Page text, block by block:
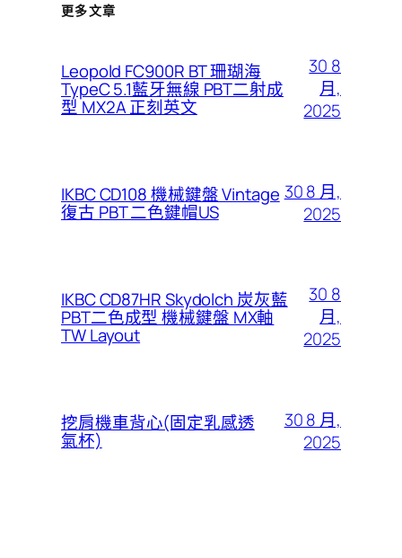
更多文章
Leopold FC900R BT 珊瑚海
TypeC 5.1藍牙無線 PBT二射成
型 MX2A 正刻英文
30 8
月,
2025
IKBC CD108 機械鍵盤 Vintage
復古 PBT 二色鍵帽US
30 8 月,
2025
IKBC CD87HR Skydolch 炭灰藍
PBT二色成型 機械鍵盤 MX軸
TW Layout
30 8
月,
2025
挖肩機車背心(固定乳感透
氣杯)
30 8 月,
2025